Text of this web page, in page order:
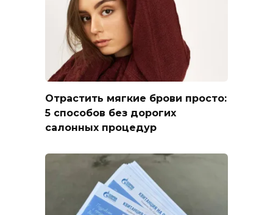
Отрастить мягкие брови просто:
5 способов без дорогих
салонных процедур